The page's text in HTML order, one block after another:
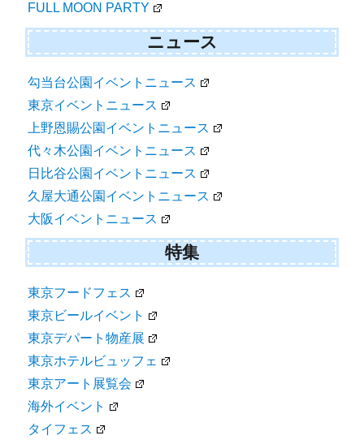
FULL MOON PARTY
ニュース
勾当台公園イベントニュース
東京イベントニュース
上野恩賜公園イベントニュース
代々木公園イベントニュース
日比谷公園イベントニュース
久屋大通公園イベントニュース
大阪イベントニュース
特集
東京フードフェス
東京ビールイベント
東京デパート物産展
東京ホテルビュッフェ
東京アート展覧会
海外イベント
タイフェス